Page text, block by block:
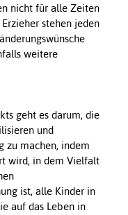
nicht für alle Zeiten
stehen jeden
weitere
geht es darum, die
und
zu machen, indem
wird, in dem Vielfalt
ist, alle Kinder in
auf das Leben in